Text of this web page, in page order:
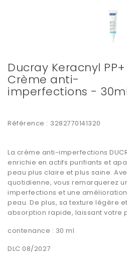
Ducray Keracnyl
Crème anti-
imperfections -
Référence : 3282770141320
La crème anti-imperfections
enrichie en actifs purifiants et
peau plus claire et plus saine.
quotidienne, vous remarquerez
imperfections et une
peau. De plus, sa texture légère
absorption rapide, laissant votre
contenance : 30 ml
DLC 08/2027